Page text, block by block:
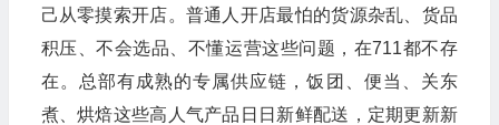
己从零摸索开店。普通人开店最怕的货源杂乱、货品
积压、不会选品、不懂运营这些问题，在711都不存
在。总部有成熟的专属供应链，饭团、便当、关东
煮、烘焙这些高人气产品日日新鲜配送，定期更新新